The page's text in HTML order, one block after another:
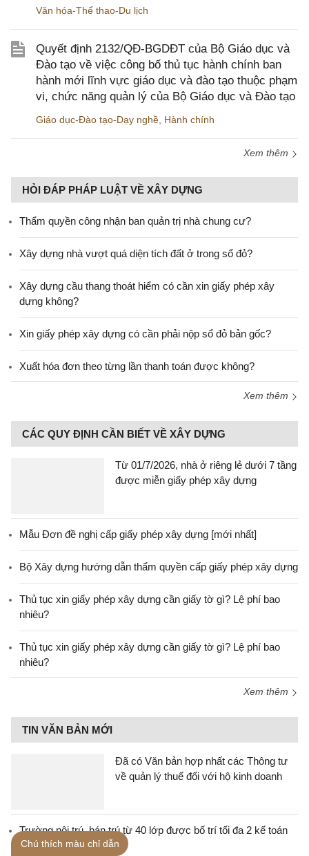
Văn hóa-Thể thao-Du lịch
Quyết định 2132/QĐ-BGDĐT của Bộ Giáo dục và
Đào tạo về việc công bố thủ tục hành chính ban
hành mới lĩnh vực giáo dục và đào tạo thuộc phạm
vi, chức năng quản lý của Bộ Giáo dục và Đào tạo
Giáo dục-Đào tạo-Dạy nghề, Hành chính
Xem thêm
HỎI ĐÁP PHÁP LUẬT VỀ XÂY DỰNG
Thẩm quyền công nhận ban quản trị nhà chung cư?
Xây dựng nhà vượt quá diện tích đất ở trong sổ đỏ?
Xây dựng cầu thang thoát hiểm có cần xin giấy phép xây
dựng không?
Xin giấy phép xây dựng có cần phải nộp sổ đỏ bản gốc?
Xuất hóa đơn theo từng lần thanh toán được không?
Xem thêm
CÁC QUY ĐỊNH CẦN BIẾT VỀ XÂY DỰNG
Từ 01/7/2026, nhà ở riêng lẻ dưới 7 tầng
được miễn giấy phép xây dựng
Mẫu Đơn đề nghị cấp giấy phép xây dựng [mới nhất]
Bộ Xây dựng hướng dẫn thẩm quyền cấp giấy phép xây dựng
Thủ tục xin giấy phép xây dựng cần giấy tờ gì? Lệ phí bao
nhiêu?
Thủ tục xin giấy phép xây dựng cần giấy tờ gì? Lệ phí bao
nhiêu?
Xem thêm
TIN VĂN BẢN MỚI
Đã có Văn bản hợp nhất các Thông tư
về quản lý thuế đối với hộ kinh doanh
Trường nội trú, bán trú từ 40 lớp được bố trí tối đa 2 kế toán
sau sắp xếp
Chú thích màu chỉ dẫn